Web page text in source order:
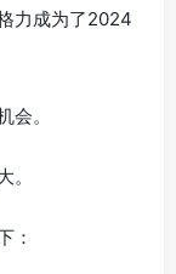
力成为了2024
。
：